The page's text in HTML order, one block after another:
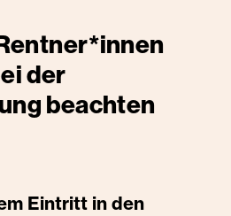
der
beachten
Eintritt in den